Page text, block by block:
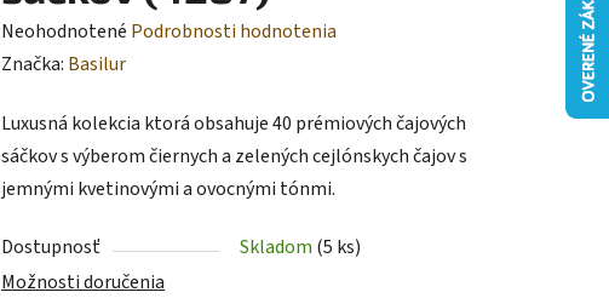
Priemerné
hodnotenie
je
0,0
z
hviezdičiek.
Neohodnotené Podrobnosti hodnotenia
Značka: Basilur
Luxusná kolekcia ktoráobsahuje 40 prémiových čajových
sáčkov s výberom čiernych a zelených cejlónskych čajov s
jemnými kvetinovými a ovocnými tónmi.
Dostupnosť Skladom (5 ks)
Možnosti doručenia